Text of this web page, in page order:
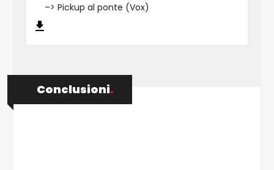
–> Pickup al ponte (Vox)
Conclusioni.